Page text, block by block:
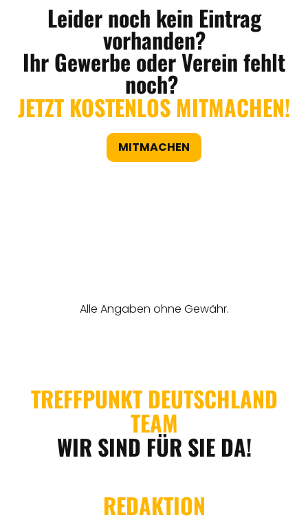
Leider noch kein Eintrag
vorhanden?
Ihr Gewerbe oder Verein fehlt
noch?
JETZT KOSTENLOS MITMACHEN!
MITMACHEN